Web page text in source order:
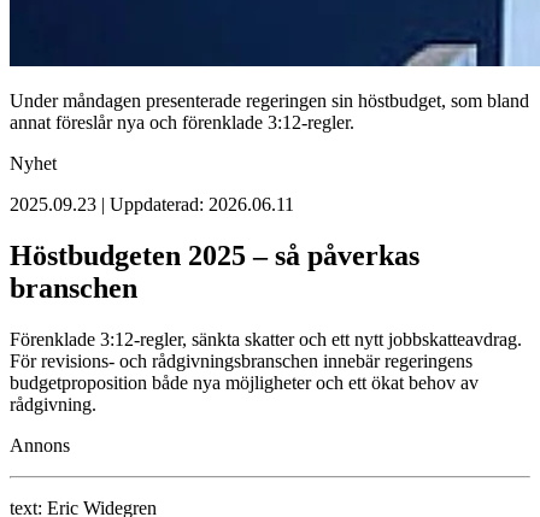
Under måndagen presenterade regeringen sin höstbudget, som bland
annat föreslår nya och förenklade 3:12-regler.
Nyhet
2025.09.23 | Uppdaterad: 2026.06.11
Höstbudgeten 2025 – så påverkas
branschen
Förenklade 3:12-regler, sänkta skatter och ett nytt jobbskatteavdrag.
För revisions- och rådgivningsbranschen innebär regeringens
budgetproposition både nya möjligheter och ett ökat behov av
rådgivning.
Annons
text: Eric Widegren